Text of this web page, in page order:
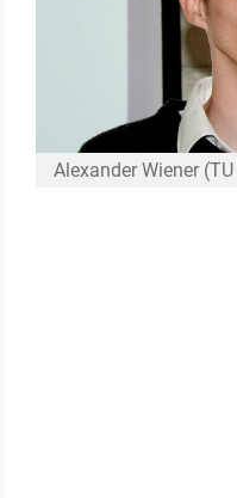
Alexander Wiener